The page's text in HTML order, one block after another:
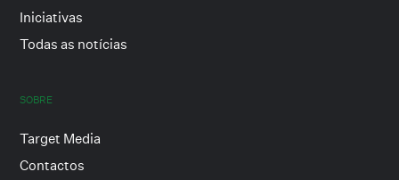
Iniciativas
Todas as notícias
SOBRE
Target Media
Contactos